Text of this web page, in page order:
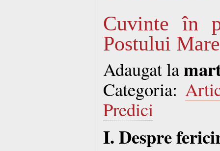
Cuvinte în
Postului Mare
Adaugat la
Categoria:
Predici
I. Despre